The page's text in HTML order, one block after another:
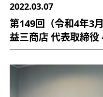
2022.03.07
第149回（令和4年3
益三商店 代表取締役